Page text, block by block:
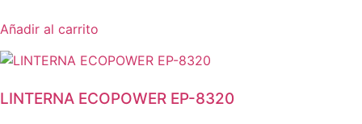
Añadir al carrito
LINTERNA ECOPOWER EP-8320